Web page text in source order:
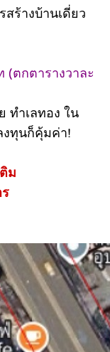
ร้างบ้านเดี่ยว
(ตกตารางวาละ
ทำเลทอง ใน
งทุนก็คุ้มค่า!
ม